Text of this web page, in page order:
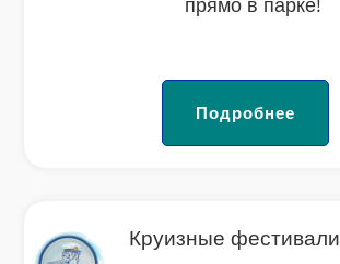
Подробнее
Круизные фестивали